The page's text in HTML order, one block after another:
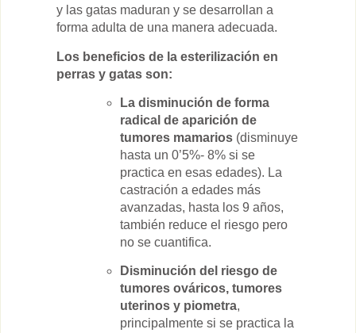
y las gatas maduran y se desarrollan a
forma adulta de una manera adecuada.
Los beneficios de la esterilización en
perras y gatas son:
La disminución de forma
radical de aparición de
tumores mamarios (disminuye
hasta un 0’5%- 8% si se
practica en esas edades). La
castración a edades más
avanzadas, hasta los 9 años,
también reduce el riesgo pero
no se cuantifica.
Disminución del riesgo de
tumores ováricos, tumores
uterinos y piometra,
principalmente si se practica la